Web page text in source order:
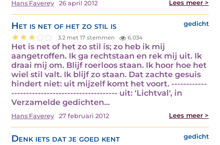
Hans Faverey 26 april 2012 Lees meer >
Het is net of het zo stil is gedicht
3.2 met 17 stemmen 6.034
Het is net of het zo stil is; zo heb ik mij
aangetroffen. Ik ga rechtstaan en rek mij uit. Ik
draai mij om. Blijf roerloos staan. Ik hoor hoe het
wiel stil valt. Ik blijf zo staan. Dat zachte gesuis
hindert niet: uit mijzelf komt het voort. ------------
------------------------------------ uit: 'Lichtval', in
Verzamelde gedichten…
Hans Faverey 27 februari 2012 Lees meer >
Denk iets dat je goed kent gedicht